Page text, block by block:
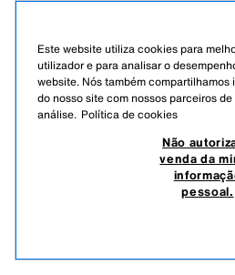
NÃO AUTORIZAR A VENDA DA MINHA
UTILIZAÇÃO DE
PORTUGUÊS
Este website utiliza cookies para
utilizador e para analisar o
website. Nós também compartilhamos
do nosso site com nossos parceiros
análise. Política de cookies
Não
venda da
pessoal.